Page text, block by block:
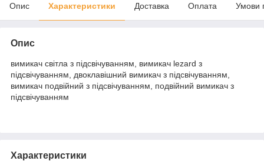
Опис Характеристики Доставка Оплата Умови
Опис
вимикач світла з підсвічуванням, вимикач lezard з
підсвічуванням, двоклавішний вимикач з підсвічуванням,
вимикач подвійний з підсвічуванням, подвійний вимикач з
підсвічуванням
Характеристики